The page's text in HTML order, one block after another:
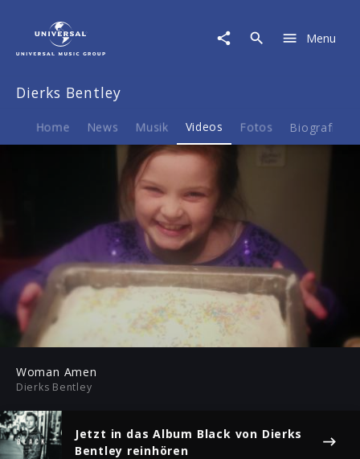
Video
Woman
Menu
Dierks Bentley
Home News Musik Videos Fotos Biografie
Play
-04:01
Mute
Play
Woman Amen
Dierks Bentley
Jetzt in das Album Black von Dierks
Bentley reinhören